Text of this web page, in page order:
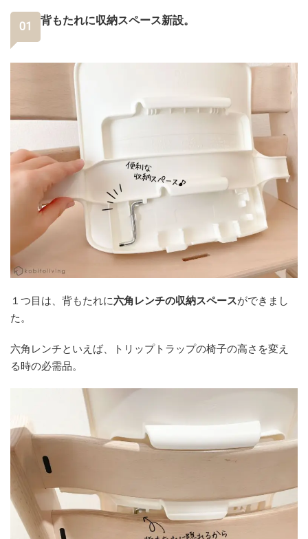
背もたれに収納スペース新設。
１つ目は、背もたれに六角レンチの収納スペースができまし
た。
六角レンチといえば、トリップトラップの椅子の高さを変え
る時の必需品。